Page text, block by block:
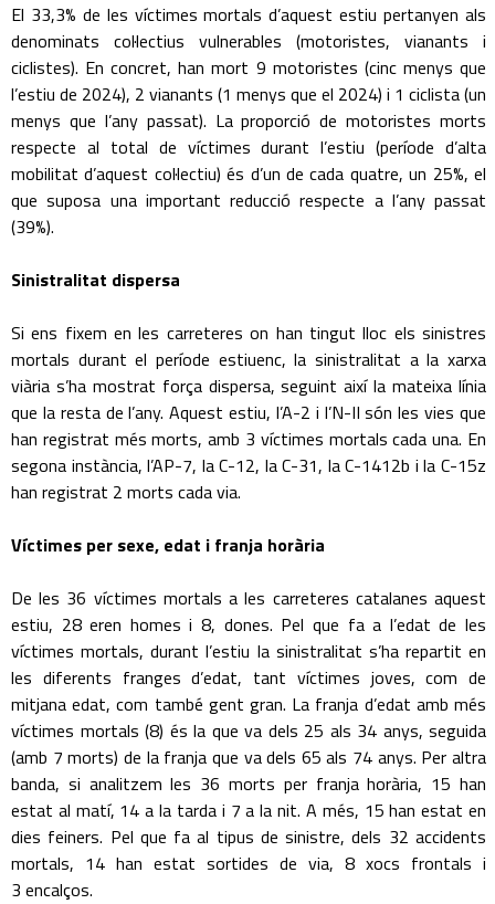
El 33,3% de les víctimes mortals d’aquest estiu pertanyen als
denominats col·lectius vulnerables (motoristes, vianants i
ciclistes). En concret, han mort 9 motoristes (cinc menys que
l’estiu de 2024), 2 vianants (1 menys que el 2024) i 1 ciclista (un
menys que l’any passat). La proporció de motoristes morts
respecte al total de víctimes durant l’estiu (període d’alta
mobilitat d’aquest col·lectiu) és d’un de cada quatre, un 25%, el
que suposa una important reducció respecte a l’any passat
(39%).
Sinistralitat dispersa
Si ens fixem en les carreteres on han tingut lloc els sinistres
mortals durant el període estiuenc, la sinistralitat a la xarxa
viària s’ha mostrat força dispersa, seguint així la mateixa línia
que la resta de l’any. Aquest estiu, l’A-2 i l’N-II són les vies que
han registrat més morts, amb 3 víctimes mortals cada una. En
segona instància, l’AP-7, la C-12, la C-31, la C-1412b i la C-15z
han registrat 2 morts cada via.
Víctimes per sexe, edat i franja horària
De les 36 víctimes mortals a les carreteres catalanes aquest
estiu, 28 eren homes i 8, dones. Pel que fa a l’edat de les
víctimes mortals, durant l’estiu la sinistralitat s’ha repartit en
les diferents franges d’edat, tant víctimes joves, com de
mitjana edat, com també gent gran. La franja d’edat amb més
víctimes mortals (8) és la que va dels 25 als 34 anys, seguida
(amb 7 morts) de la franja que va dels 65 als 74 anys. Per altra
banda, si analitzem les 36 morts per franja horària, 15 han
estat al matí, 14 a la tarda i 7 a la nit. A més, 15 han estat en
dies feiners. Pel que fa al tipus de sinistre, dels 32 accidents
mortals, 14 han estat sortides de via, 8 xocs frontals i
3 encalços.